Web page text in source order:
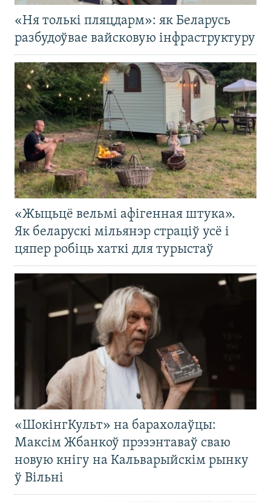
«Ня толькі пляцдарм»: як Беларусь
разбудоўвае вайсковую інфраструктуру
«Жыцьцё вельмі афігенная штука».
Як беларускі мільянэр страціў усё і
цяпер робіць хаткі для турыстаў
«ШокінгКульт» на барахолаўцы:
Максім Жбанкоў прэзэнтаваў сваю
новую кнігу на Кальварыйскім рынку
ў Вільні